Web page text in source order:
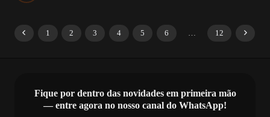
1 2 3 4 5 6 … 12
Fique por dentro das novidades em primeira mão
— entre agora no nosso canal do WhatsApp!